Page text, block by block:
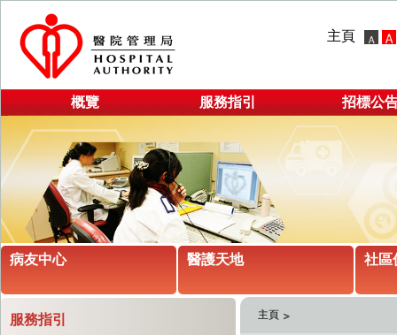
主頁
概覽 服務指引 招標公
病友中心 醫護天地 社區
服務指引 主頁